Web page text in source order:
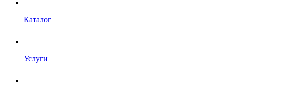
Каталог
Услуги